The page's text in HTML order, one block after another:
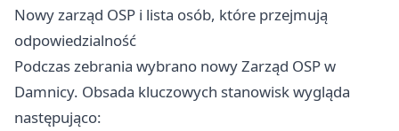
Nowy zarząd OSP i lista osób, które przejmują
odpowiedzialność
Podczas zebrania wybrano nowy Zarząd OSP w
Damnicy. Obsada kluczowych stanowisk wygląda
następująco: